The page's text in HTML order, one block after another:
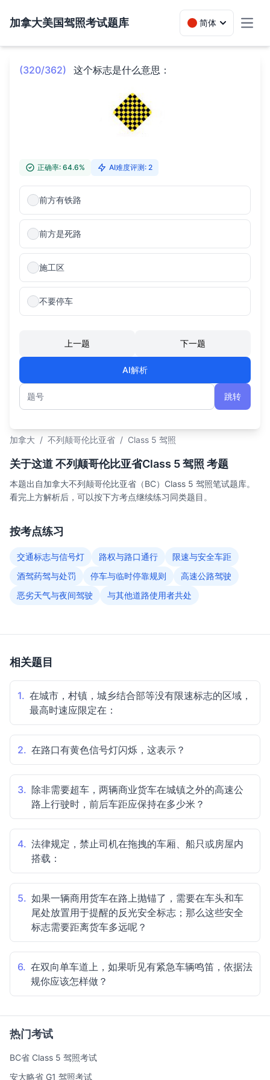
加拿大美国驾照考试题库 简体
(320/362) 这个标志是什么意思：
正确率: 64.6% AI难度评测: 2
前方有铁路
前方是死路
施工区
不要停车
上一题 下一题
AI解析
题号
跳转
加拿大 / 不列颠哥伦比亚省 / Class 5 驾照
关于这道 不列颠哥伦比亚省Class 5 驾照 考题
本题出自加拿大不列颠哥伦比亚省（BC）Class 5 驾照笔试题库。
看完上方解析后，可以按下方考点继续练习同类题目。
按考点练习
交通标志与信号灯 路权与路口通行
限速与安全车距
酒驾药驾与处罚
停车与临时停靠规则
高速公路驾驶
恶劣天气与夜间驾驶
与其他道路使用者共处
相关题目
1. 在城市，村镇，城乡结合部等没有限速标志的区域，
最高时速应限定在：
2. 在路口有黄色信号灯闪烁，这表示？
3. 除非需要超车，两辆商业货车在城镇之外的高速公
路上行驶时，前后车距应保持在多少米？
4. 法律规定，禁止司机在拖拽的车厢、船只或房屋内
搭载：
5. 如果一辆商用货车在路上抛锚了，需要在车头和车
尾处放置用于提醒的反光安全标志；那么这些安全
标志需要距离货车多远呢？
6. 在双向单车道上，如果听见有紧急车辆鸣笛，依据法
规你应该怎样做？
热门考试
BC省 Class 5 驾照考试
安大略省 G1 驾照考试